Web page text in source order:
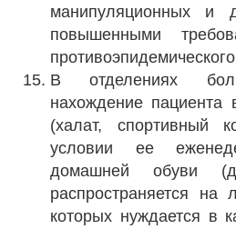
манипуляционных и
повышенными
В отделениях
нахождение
(халат, спортивный
условии ее
домашней обуви
распространяется
которых нуждается в